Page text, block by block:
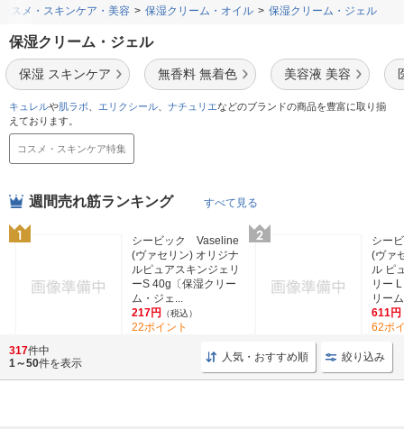
コスメ・スキンケア・美容 保湿クリーム・オイル 保湿クリーム・ジェル
保湿クリーム・ジェル
保湿 スキンケア 無香料 無着色 美容液 美容
キュレルや肌ラボ エリクシール ナチュリエなどのブランドの商品を豊富に取り揃
えております。
コスメ・スキンケア特集
週間売れ筋ランキング すべて見る
シービック Vaseline
(ヴァセリン) オリジナ
ルピュアスキンジェリ
ーS 40g〔保湿クリー
ム・ジェ...
217円
（税込）
22ポイント
シー
(ヴァ
ル ピ
リー
リー
611円
62ポ
317件中
1～50件を表示 人気・おすすめ順 絞り込み